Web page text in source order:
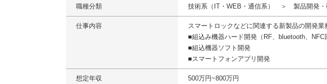
職種分類 技術系（IT・WEB・通信系） ＞ 製品開発・
仕事内容
スマートロックなどに関連する新製品の開発業
■組込み機器ハード開発（RF、bluetooth、NFC
■組込機器ソフト開発
■スマートフォンアプリ開発
想定年収 500万円~800万円